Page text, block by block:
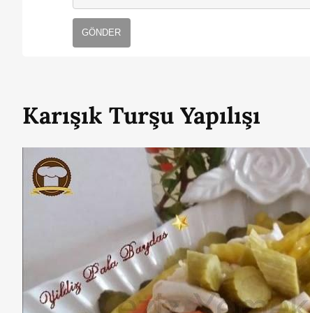
GÖNDER
Karışık Turşu Yapılışı